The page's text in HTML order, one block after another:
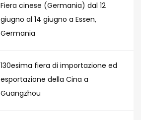
Fiera cinese (Germania) dal 12
giugno al 14 giugno a Essen,
Germania
130esima fiera di importazione ed
esportazione della Cina a
Guangzhou